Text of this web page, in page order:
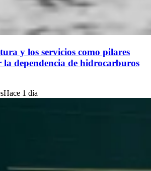
y los servicios como pilares
dependencia de hidrocarburos
Hace 1 día